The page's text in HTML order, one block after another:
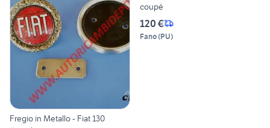
Fregio in Metallo - Fiat 130
coupé
120 €
Fano(PU)